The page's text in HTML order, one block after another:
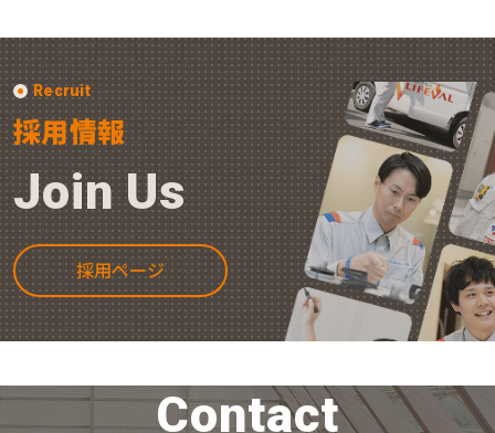
Recruit
採用情報
Join Us
採用ページ
Contact